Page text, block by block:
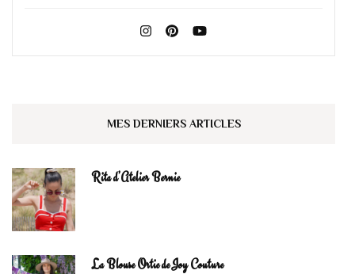
MES DERNIERS ARTICLES
Rita d’Atelier Bernie
La Blouse Ortie de Joy Couture